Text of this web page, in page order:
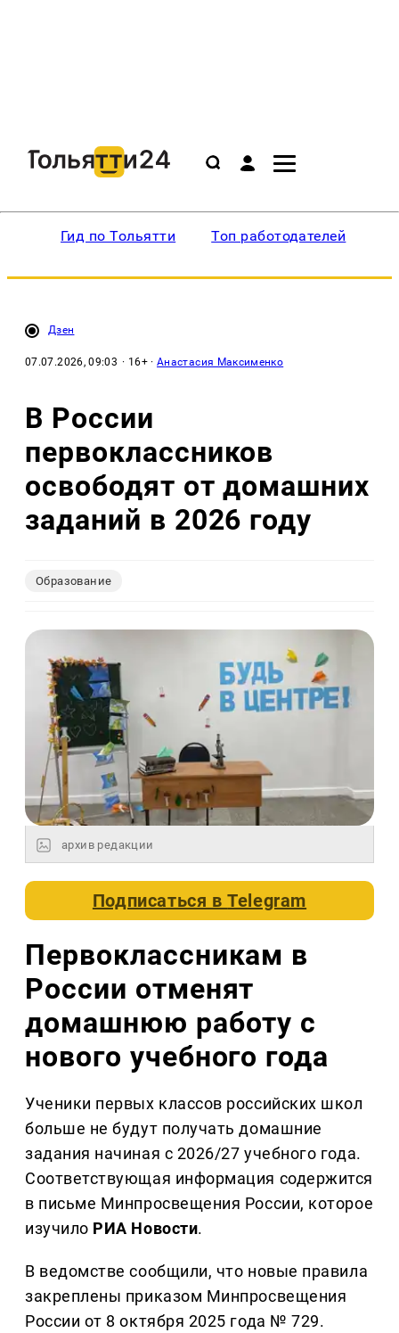
Гид по Тольятти Топ работодателей
Дзен
07.07.2026, 09:03 · 16+ ·Анастасия Максименко
В России
первоклассников
освободят от домашних
заданий в 2026 году
Образование
архив редакции
Подписаться вTelegram
Первоклассникам в
России отменят
домашнюю работу с
нового учебного года
Ученики первых классов российских школ
больше не будут получать домашние
задания начиная с 2026/27 учебного года.
Соответствующая информация содержится
в письме Минпросвещения России, которое
изучило РИА Новости.
В ведомстве сообщили, что новые правила
закреплены приказом Минпросвещения
России от 8 октября 2025 года № 729.